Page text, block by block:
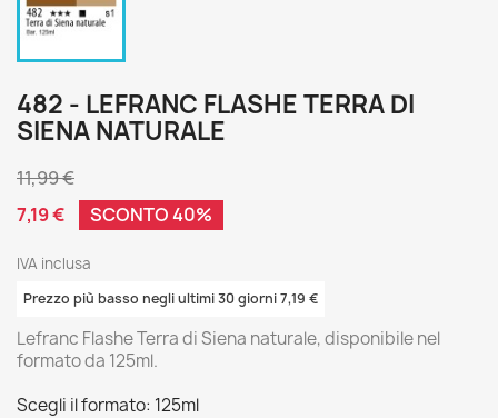
482 - LEFRANC FLASHE TERRA DI
SIENA NATURALE
11,99 €
7,19 €
SCONTO 40%
IVA inclusa
Prezzo più basso negli ultimi 30 giorni 7,19 €
Lefranc Flashe Terra di Siena naturale, disponibile nel
formato da 125ml.
Scegli il formato: 125ml